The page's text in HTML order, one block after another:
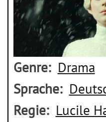
Genre
Drama
Sprache
Regie
Lucile